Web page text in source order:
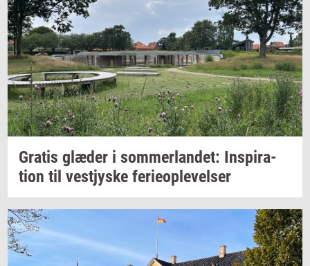
Gra­tis glæ­der i som­mer­lan­det: In­spira­
tion til ve­stjy­ske fe­ri­e­op­le­vel­ser